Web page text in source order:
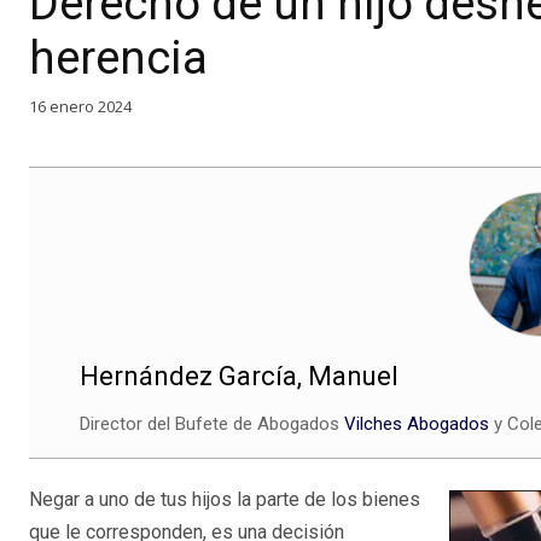
herencia
16 enero 2024
Hernández García, Manuel
Director del Bufete de Abogados Vilches Abogados y
Negar a uno de tus hijos la parte de los bienes
que le corresponden, es una decisión